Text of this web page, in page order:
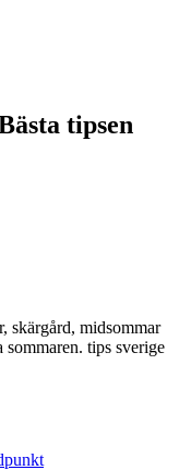
tipsen
skärgård, midsommar
sommaren. tips sverige